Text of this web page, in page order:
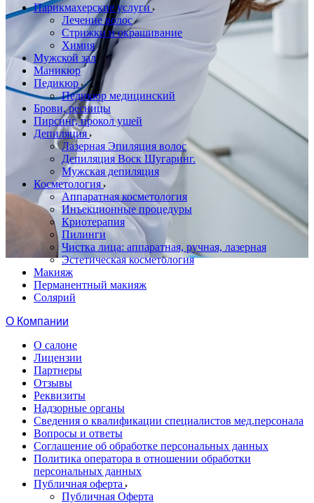
Парикмахерские услуги
Лечение волос
Стрижки и окрашивание
Химия
Мужской зал
Маникюр
Педикюр
Педикюр медицинский
Брови, ресницы
Пирсинг, прокол ушей
Депиляция
Лазерная Эпиляция волос
Депиляция Воск Шугаринг.
Мужская депиляция
Косметология
Аппаратная косметология
Инъекционные процедуры
Криотерапия
Пилинги
Чистка лица: аппаратная, ручная, лазерная
Эстетическая косметология
Макияж
Перманентный макияж
Солярий
О Компании
О салоне
Лицензии
Партнеры
Отзывы
Реквизиты
Надзорные органы
Сведения о квалификации специалистов мед.персонала
Вопросы и ответы
Соглашение об обработке персональных данных
Политика оператора в отношении обработки
персональных данных
Публичная оферта
Публичная Оферта